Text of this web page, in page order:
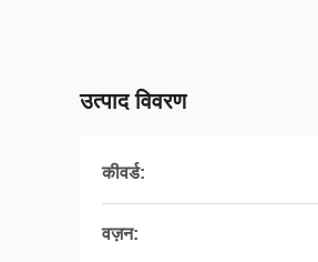
उत्पाद विवरण
कीवर्ड:
वज़न: